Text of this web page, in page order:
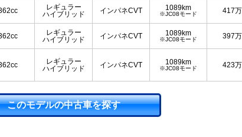
レギュラー
ハイブリッド
インパネCVT 1089km
※JC08モード 417
レギュラー
ハイブリッド
インパネCVT 1089km
※JC08モード 397
レギュラー
ハイブリッド
インパネCVT 1089km
※JC08モード 423
このモデルの中古車を探す